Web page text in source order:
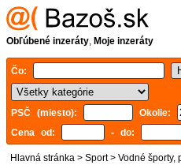
Obľúbené inzeráty, Moje inzeráty
Čo:
PSČ (miesto): Okolie:
Cena od:
- do:
Hlavná stránka > Sport> Vodné športy,